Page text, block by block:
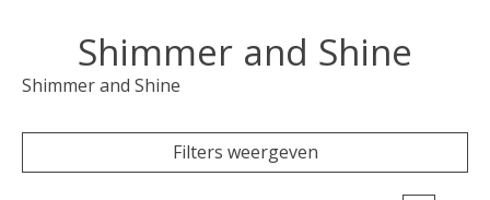
Shimmer and Shine
Shimmer and Shine
Filters weergeven